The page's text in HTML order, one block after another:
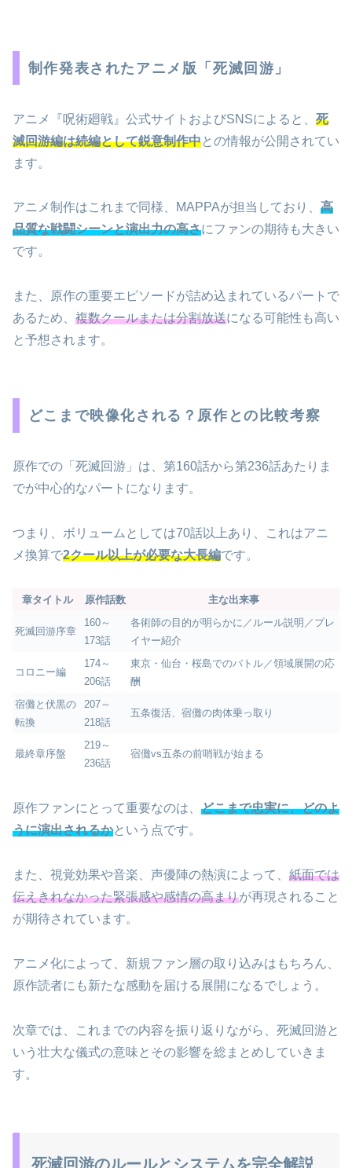
制作発表されたアニメ版「死滅回游」
アニメ『呪術廻戦』公式サイトおよびSNSによると、 死
滅回游編は続編として鋭意制作中との情報が公開されてい
ます。
アニメ制作はこれまで同様、MAPPAが担当しており、 高
品質な戦闘シーンと演出力の高さにファンの期待も大きい
です。
また、原作の重要エピソードが詰め込まれているパートで
あるため、 複数クールまたは分割放送になる可能性も高い
と予想されます。
どこまで映像化される？原作との比較考察
原作での「死滅回游」は、第160話から第236話あたりま
でが中心的なパートになります。
つまり、ボリュームとしては70話以上あり、これはアニ
メ換算で2クール以上が必要な大長編です。
章タイトル 原作話数 主な出来事
死滅回游序章
160～
173話
各術師の目的が明らかに／ルール説明／プレ
イヤー紹介
コロニー編
174～
206話
東京・仙台・桜島でのバトル／領域展開の応
酬
宿儺と伏黒の
転換
207～
218話
五条復活、宿儺の肉体乗っ取り
最終章序盤
219～
236話
宿儺vs五条の前哨戦が始まる
原作ファンにとって重要なのは、 どこまで忠実に、どのよ
うに演出されるかという点です。
また、視覚効果や音楽、声優陣の熱演によって、 紙面では
伝えきれなかった緊張感や感情の高まりが再現されること
が期待されています。
アニメ化によって、新規ファン層の取り込みはもちろん、
原作読者にも新たな感動を届ける展開になるでしょう。
次章では、これまでの内容を振り返りながら、死滅回游と
いう壮大な儀式の意味とその影響を総まとめしていきま
す。
死滅回游のルールとシステムを完全解説